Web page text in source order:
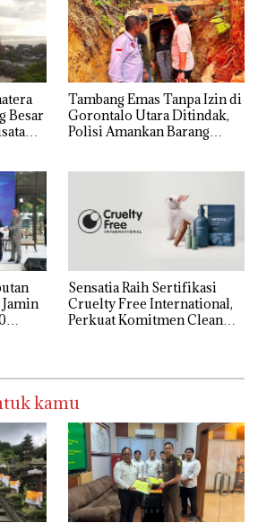
Besar
Tambang Emas Tanpa Izin di
Gorontalo Utara Ditindak,
Polisi Amankan Barang
Sensatia Raih Sertifikasi
Cruelty Free International,
Perkuat Komitmen Clean
kamu